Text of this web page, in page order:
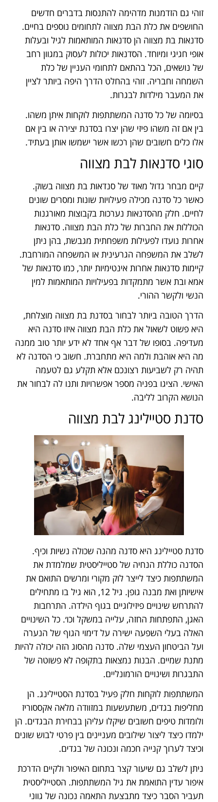
זוהי גם הזדמנות מדהימה להתנסות בדברים חדשים
החושפים את כלת הבת מצווה לתחומים נוספים בחיים.
סדנאות בת מצווה הן סדנאות המותאמות לגיל ובעלות
אופי חגיגי ומיוחד. הסדנאות יכולות לעסוק במגוון רחב
של נושאים, הכל בהתאם לתחומי העניין של כלת
השמחה וחבריה. זוהי בהחלט הדרך היפה ביותר לציין
את המעבר מילדות לבגרות.
בסיומה של כל סדנה המשתתפות לוקחות איתן משהו.
בין אם זה משהו פיזי שהן יצרו בסדנת יצירה או בין אם
אלו כלים חשובים שהן רכשו אשר ישמשו אותן בעתיד.
סוגי סדנאות לבת מצווה
קיים מבחר גדול מאוד של סנדאות בת מצווה בשוק.
כאשר כל סדנה מכילה פעילויות שונות ומסרים שונים
לחיים. חלק מהסדנאות נערכות בקבוצות מאורגנות
הכוללות את החברות של כלת הבת מצווה. סדנאות
אחרות נועדו לפעילות משפחתית מגבשת, בהן ניתן
לשלב את המשפחה הגרעינית או המשפחה המורחבת.
קיימות סדנאות אחרות אינטימיות יותר, כמו סדנאות של
אמא ובת אשר מתמקדות בפעילויות המותאמות למין
הנשי ולקשר ההורי.
הדרך הטובה ביותר לבחור בסדנת בת מצווה מוצלחת,
היא פשוט לשאול את כלת הבת מצווה איזו סדנה היא
מעדיפה. בסופו של דבר אף אחד לא ידע יותר טוב ממנה
מה היא אוהבת ולמה היא מתחברת. חשוב כי הסדנה לא
תהיה רק לשביעות רצונכם אלא תקלע גם לטעמה
האישי. הציגו בפניה מספר אפשרויות ותנו לה לבחור את
הנושא הקרוב לליבה.
סדנת סטיילינג לבת מצווה
סדנת סטיילינג היא סדנה מהנה שכולה נשיות וכיף.
הסדנה כוללת הנחיה של סטייליסטית שמלמדת את
המשתתפות כיצד לייצר לוק מקורי ומרשים התואם את
אישיותן ואת מבנה גופן. גיל 12, הוא גיל בו מתחילים
להתרחש שינויים פיזילוגיים בגוף הילדה. התרחבות
האגן, התפתחות החזה, עלייה במשקל וכו׳. כל השינויים
האלה בעלי השפעה ישירה על דימוי הגוף של הנערה
ועל הביטחון העצמי שלה. סדנה מהסוג הזה יכולה להיות
מתנת שמיים. הבנות נמצאות בתקופה לא פשוטה של
התבגרות ושינויים הורמונליים.
המשתתפות לוקחות חלק פעיל בסדנת הסטיילינג. הן
מחליפות בגדים, משתעשעות במזוודה מלאה אקססוריז
ולומדות טיפים חשובים שיקלו עליהן בבחירת הבגדים. הן
ילמדו כיצד ליצור שילובים מעניינים בין פרטי לבוש שונים
וכיצד לערוך קנייה חכמה ונכונה של בגדים.
ניתן לשלב גם שיעור קצר בתחום האיפור ולקיים הדרכת
איפור עדין התואמת את גיל המשתתפות. הסטייליסטית
תעביר הסבר כיצד מתבצעת התאמה נכונה של גווני